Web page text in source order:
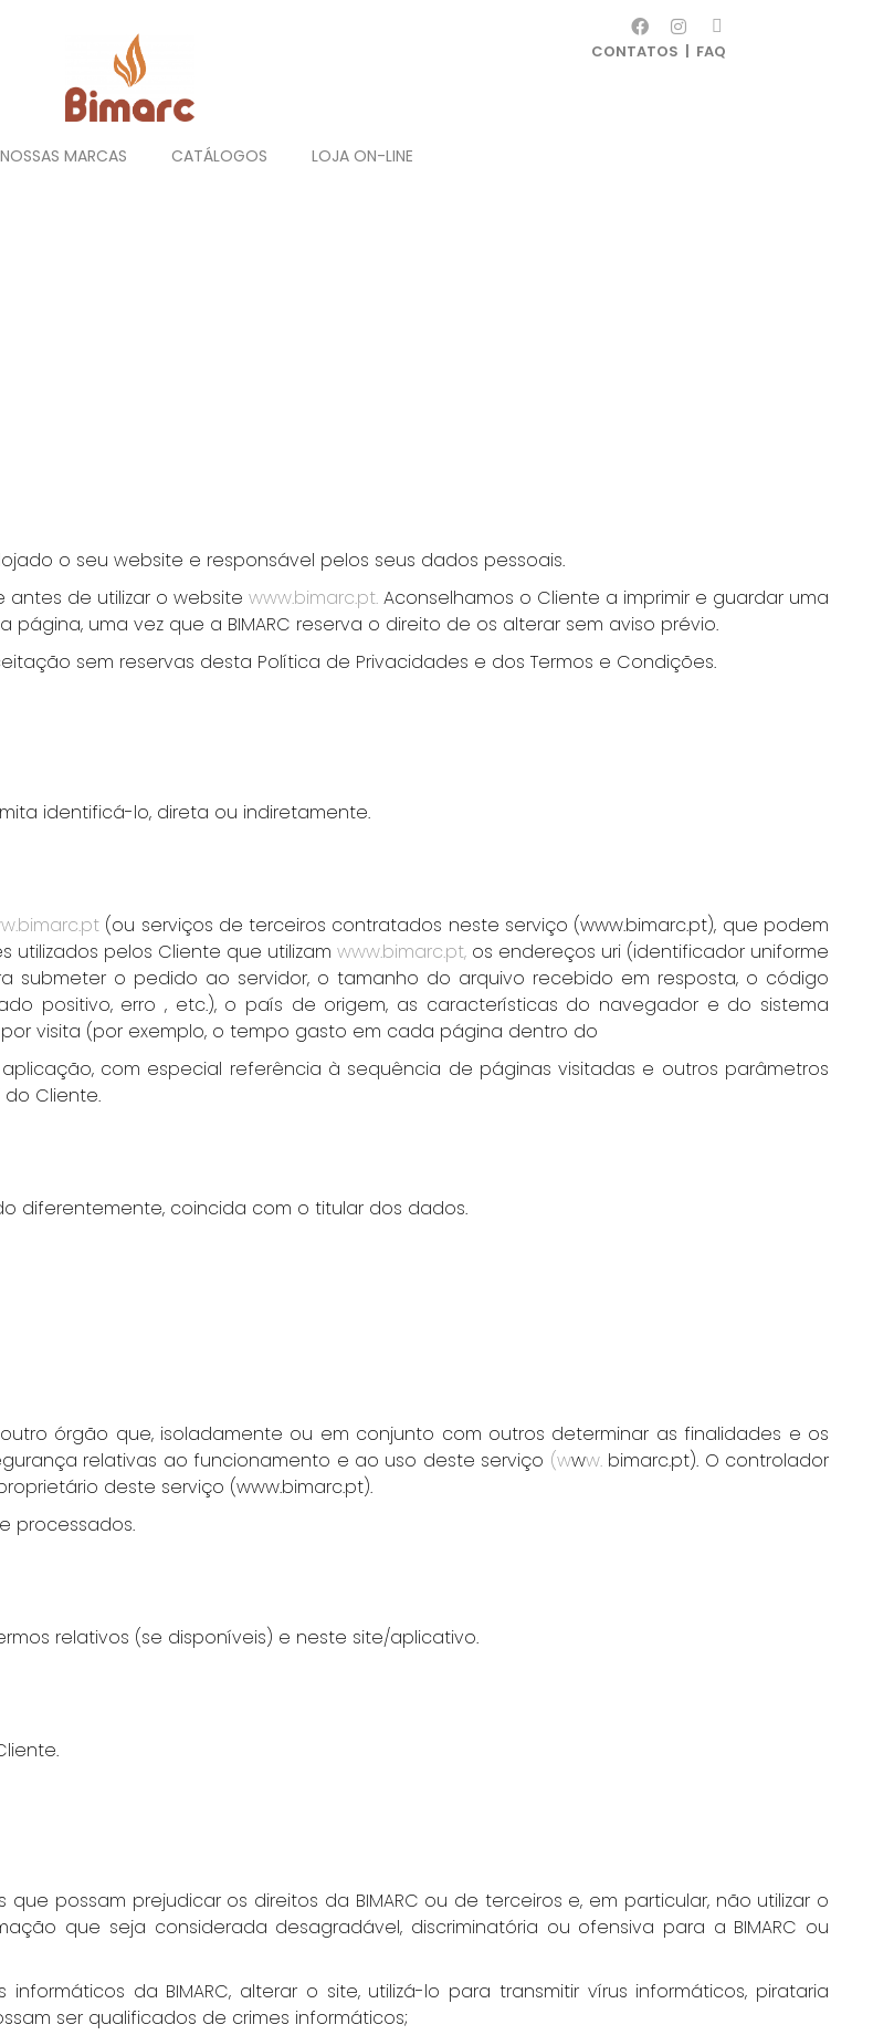
CONTATOS | FAQ
MARCAS CATÁLOGOS LOJA ON-LINE
o seu website e responsável pelos seus dados pessoais.
de utilizar o website www.bimarc.pt. Aconselhamos o Cliente a imprimir e guardar uma
uma vez que a BIMARC reserva o direito de os alterar sem aviso prévio.
sem reservas desta Política de Privacidades e dos Termos e Condições.
identificá-lo, direta ou indiretamente.
(ou serviços de terceiros contratados neste serviço (www.bimarc.pt), que podem
utilizados pelos Cliente que utilizam www.bimarc.pt, os endereços uri (identificador uniforme
o pedido ao servidor, o tamanho do arquivo recebido em resposta, o código
positivo, erro , etc.), o país de origem, as características do navegador e do sistema
visita (por exemplo, o tempo gasto em cada página dentro do
com especial referência à sequência de páginas visitadas e outros parâmetros
Cliente.
diferentemente, coincida com o titular dos dados.
órgão que, isoladamente ou em conjunto com outros determinar as finalidades e os
relativas ao funcionamento e ao uso deste serviço (www.bimarc.pt). O controlador
deste serviço (www.bimarc.pt).
processados.
relativos (se disponíveis) e neste site/aplicativo.
possam prejudicar os direitos da BIMARC ou de terceiros e, em particular, não utilizar o
que seja considerada desagradável, discriminatória ou ofensiva para a BIMARC ou
da BIMARC, alterar o site, utilizá-lo para transmitir vírus informáticos, pirataria
ser qualificados de crimes informáticos;